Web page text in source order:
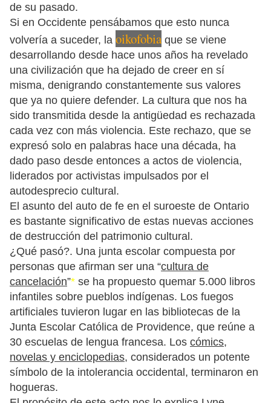
de su pasado.
Si en Occidente pensábamos que esto nunca
volvería a suceder, la oikofobiaque se viene
desarrollando desde hace unos años ha revelado
una civilización que ha dejado de creer en sí
misma, denigrando constantemente sus valores
que ya no quiere defender. La cultura que nos ha
sido transmitida desde la antigüedad es rechazada
cada vez con más violencia. Este rechazo, que se
expresó solo en palabras hace una década, ha
dado paso desde entonces a actos de violencia,
liderados por activistas impulsados ​​por el
autodesprecio cultural.
El asunto del auto de fe en el suroeste de Ontario
es bastante significativo de estas nuevas acciones
de destrucción del patrimonio cultural.
¿Qué pasó?. Una junta escolar compuesta por
personas que afirman ser una “cultura de
cancelación”* se ha propuesto quemar 5.000 libros
infantiles sobre pueblos indígenas. Los fuegos
artificiales tuvieron lugar en las bibliotecas de la
Junta Escolar Católica de Providence, que reúne a
30 escuelas de lengua francesa. Los cómics,
novelas y enciclopedias, considerados un potente
símbolo de la intolerancia occidental, terminaron en
hogueras.